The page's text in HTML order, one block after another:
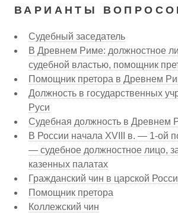
ВАРИАНТЫ
Судебный заседатель
В Древнем Риме: должностное
судебной властью, помощник
Помощник претора в Древнем
Должность в государственных
Руси
Судебная должность в Древнем
В России начала XVIII в. — 1-ой
— судебное должностное лицо,
казенных палатах
Гражданский чин в царской
Помощник претора
Коллежский чин